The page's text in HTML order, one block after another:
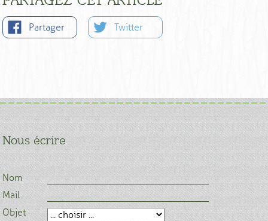
Partager Twitter
Nous écrire
Nom
Mail
Objet